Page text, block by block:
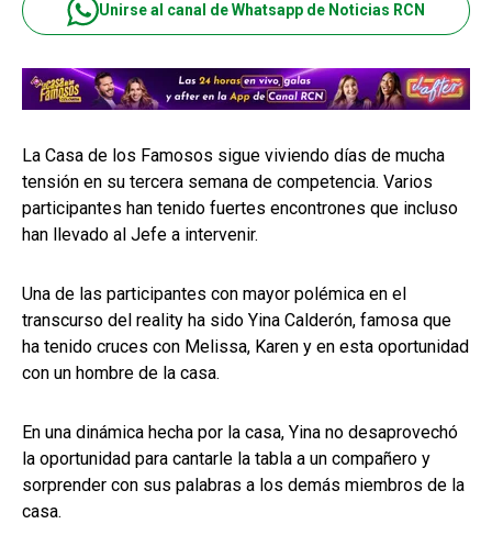
Unirse al canal de Whatsapp de Noticias RCN
La Casa de los Famosos sigue viviendo días de mucha
tensión en su tercera semana de competencia. Varios
participantes han tenido fuertes encontrones que incluso
han llevado al Jefe a intervenir.
Una de las participantes con mayor polémica en el
transcurso del reality ha sido Yina Calderón, famosa que
ha tenido cruces con Melissa, Karen y en esta oportunidad
con un hombre de la casa.
En una dinámica hecha por la casa, Yina no desaprovechó
la oportunidad para cantarle la tabla a un compañero y
sorprender con sus palabras a los demás miembros de la
casa.